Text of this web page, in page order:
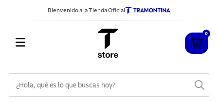
Bienvenido a la Tienda Oficial
0